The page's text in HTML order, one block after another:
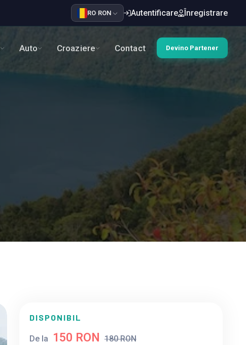
RO·RON Autentificare Înregistrare
Auto Croaziere Contact Devino Partener
DISPONIBIL
De la 150 RON 180 RON